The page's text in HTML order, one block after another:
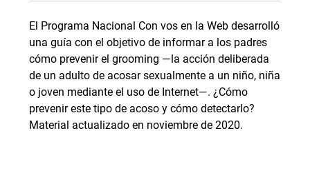
El Programa Nacional Con vos en la Web desarrolló
una guía con el objetivo de informar a los padres
cómo prevenir el grooming —la acción deliberada
de un adulto de acosar sexualmente a un niño, niña
o joven mediante el uso de Internet—. ¿Cómo
prevenir este tipo de acoso y cómo detectarlo?
Material actualizado en noviembre de 2020.